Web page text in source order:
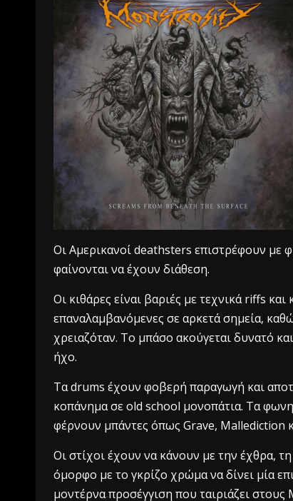
Οι Αμερικανοί deathsters επιστρέφουν με
φαίνονται να έχουν διάθεση.
Οι κιθάρες είναι βαριές με τεχνικά riffs
επαναλαμβανόμενες σε αρκετά σημεία,
χρειαζόταν. Το μπάσο ακούγεται δυνατό
ήχο.
Τα drums έχουν φοβερή παραγωγή και
κοπάνημα σε old school μονοπάτια. Τα
φέρνουν μπάντες όπως Grave, Mallediction
Οι στίχοι έχουν να κάνουν με την έχθρα,
όμορφο με το γκρίζο χρώμα να δίνει μία
μοντέρνα προσέγγιση που ταιριάζει